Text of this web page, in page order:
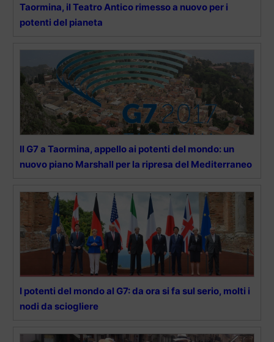
Taormina, il Teatro Antico rimesso a nuovo per i
potenti del pianeta
Il G7 a Taormina, appello ai potenti del mondo: un
nuovo piano Marshall per la ripresa del Mediterraneo
I potenti del mondo al G7: da ora si fa sul serio, molti i
nodi da sciogliere